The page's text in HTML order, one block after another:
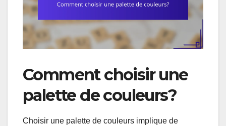
Comment choisir une
palette de couleurs?
Choisir une palette de couleurs implique de